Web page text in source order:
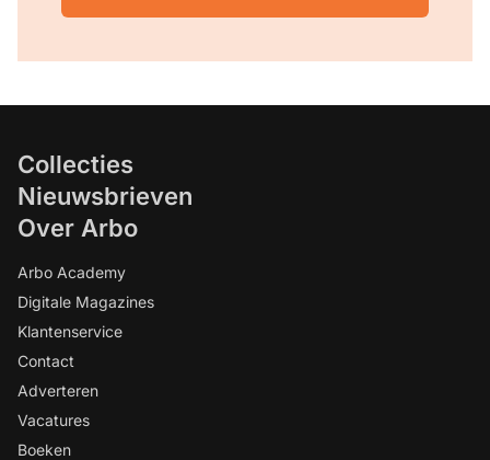
Collecties
Nieuwsbrieven
Over Arbo
Arbo Academy
Digitale Magazines
Klantenservice
Contact
Adverteren
Vacatures
Boeken